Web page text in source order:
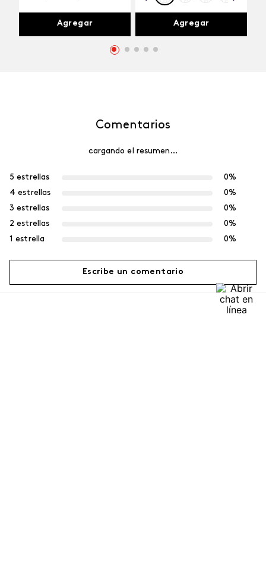
Agregar Agregar
Comentarios
cargando el resumen…
5 estrellas
0%
4 estrellas
0%
3 estrellas
0%
2 estrellas
0%
1 estrella
0%
Escribe un comentario